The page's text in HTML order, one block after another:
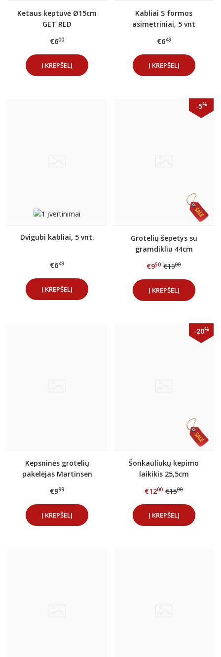
Ketaus keptuvė Ø15cm
GET RED
€600
Į KREPŠELĮ
Kabliai S formos
asimetriniai, 5 vnt
€649
Į KREPŠELĮ
Dvigubi kabliai, 5 vnt.
€649
Į KREPŠELĮ
-5%
Grotelių šepetys su
gramdikliu 44cm
€950 €1000
Į KREPŠELĮ
Kepsninės grotelių
pakelėjas Martinsen
€999
Į KREPŠELĮ
-20%
Šonkauliukų kepimo
laikikis 25,5cm
€1200 €1500
Į KREPŠELĮ